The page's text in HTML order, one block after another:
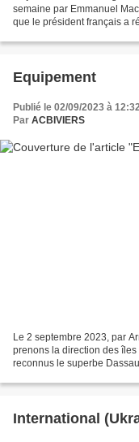
semaine par Emmanuel
que le président français a
Equipement
Publié le 02/09/2023 à 12:32
Par ACBIVIERS
Le 2 septembre 2023, par
prenons la direction des
reconnus le superbe
International